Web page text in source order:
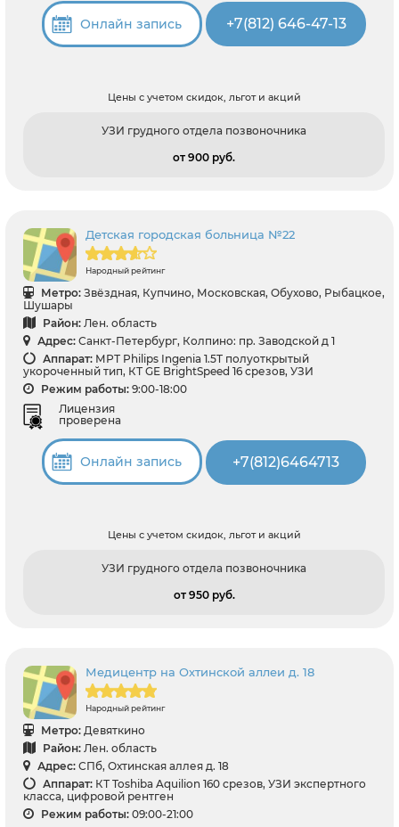
Онлайн запись +7(812) 646-47-13
Цены с учетом скидок, льгот и акций
УЗИ грудного отдела позвоночника
от 900 pуб.
Детская городская больница №22
Народный рейтинг
Метро: Звёздная, Купчино, Московская, Обухово, Рыбацкое,
Шушары
Район: Лен. область
Адрес: Санкт-Петербург, Колпино: пр. Заводской д 1
Аппарат: МРТ Philips Ingenia 1.5T полуоткрытый
укороченный тип, КТ GЕ BrightSpeed 16 срезов, УЗИ
Режим работы: 9:00-18:00
Лицензия
проверена
Онлайн запись +7(812)6464713
Цены с учетом скидок, льгот и акций
УЗИ грудного отдела позвоночника
от 950 pуб.
Медицентр на Охтинской аллеи д. 18
Народный рейтинг
Метро: Девяткино
Район: Лен. область
Адрес: СПб, Охтинская аллея д. 18
Аппарат: КТ Toshiba Aquilion 160 срезов, УЗИ экспертного
класса, цифровой рентген
Режим работы: 09:00-21:00